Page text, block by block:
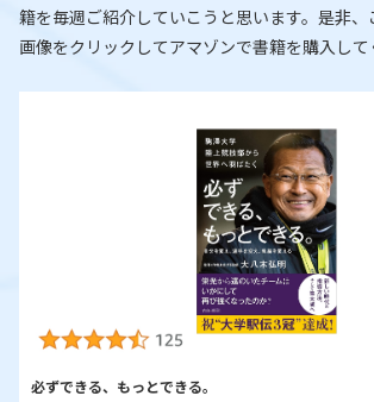
籍を毎週ご紹介していこうと思います。是非
画像をクリックしてアマゾンで書籍を購入し
必ずできる、もっとできる。